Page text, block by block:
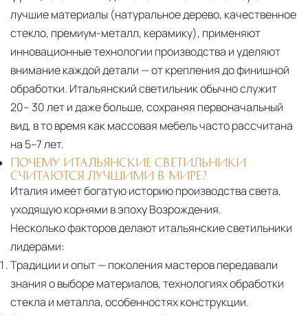
маршрута.
Страхование груза
Все международные
поставки застрахованы в соответствии с
международными стандартами. Клиенты могут
выбрать дополнительное страхование для
критичных партий товара.
лучшие материалы (натуральное дерево, качественное
стекло, премиум-металл, керамику), применяют
инновационные технологии производства и уделяют
внимание каждой детали — от крепления до финишной
обработки. Итальянский светильник обычно служит
20– 30 лет и даже больше, сохраняя первоначальный
вид, в то время как массовая мебель часто рассчитана
на 5–7 лет.
ПОЧЕМУ ИТАЛЬЯНСКИЕ СВЕТИЛЬНИКИ
СЧИТАЮТСЯ ЛУЧШИМИ В МИРЕ?
Италия имеет богатую историю производства света,
уходящую корнями в эпоху Возрождения.
Несколько факторов делают итальянские светильники
лидерами:
Традиции и опыт— поколения мастеров передавали
знания о выборе материалов, технологиях обработки
стекла и металла, особенностях конструкции.